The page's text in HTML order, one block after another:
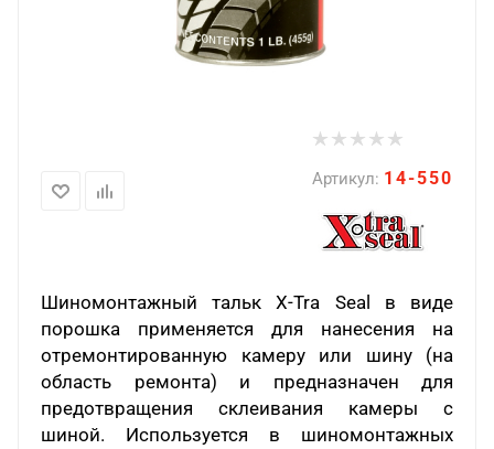
Артикул: 14-550
Шиномонтажный тальк X-Tra Seal в виде
порошка применяется для нанесения на
отремонтированную камеру или шину (на
область ремонта) и предназначен для
предотвращения склеивания камеры с
шиной. Используется в шиномонтажных